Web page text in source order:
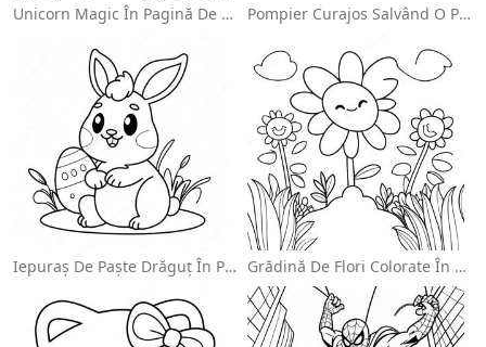
Unicorn Magic În Pagină De Colorat Cu Curcubeu Pompier Curajos Salvând O Pisică - Pagina De Colorat
Iepuraș De Paște Drăguț În Pagină De Colorat Grădină De Flori Colorate În Pagină De Colorat